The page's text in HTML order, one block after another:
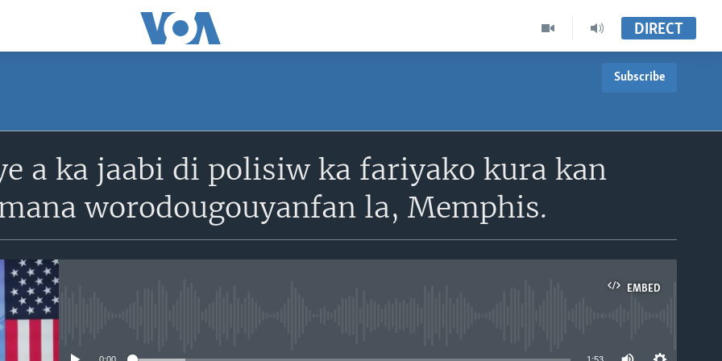
DIRECT
Subscribe
a ka jaabi di polisiw ka fariyako kura kan
worodougouyanfan la, Memphis.
EMBED